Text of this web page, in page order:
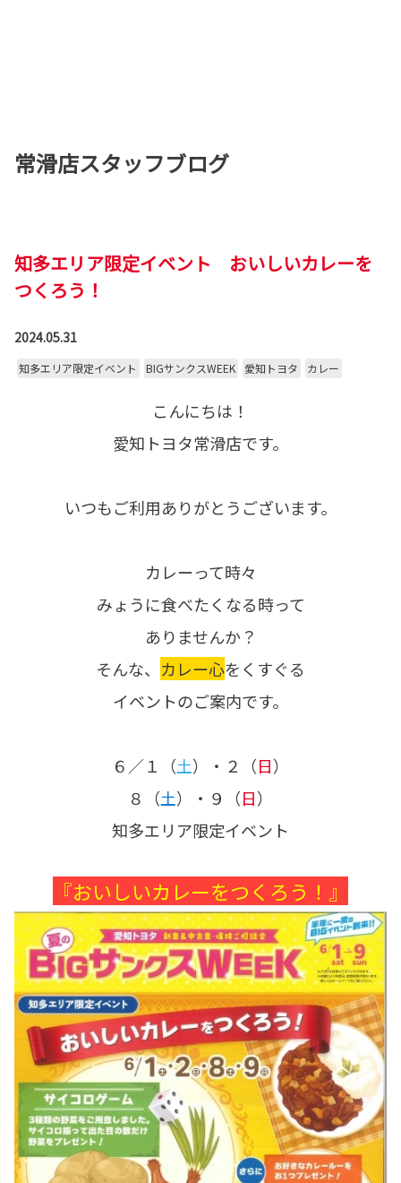
常滑店スタッフブログ
知多エリア限定イベント おいしいカレーを
つくろう！
2024.05.31
知多エリア限定イベント BIGサンクスWEEK 愛知トヨタ カレー
こんにちは！
愛知トヨタ常滑店です。
いつもご利用ありがとうございます。
カレーって時々
みょうに食べたくなる時って
ありませんか？
そんな、 カレー心をくすぐる
イベントのご案内です。
６／１（土）・２（日）
８（土）・９（日）
知多エリア限定イベント
『おいしいカレーをつくろう！』